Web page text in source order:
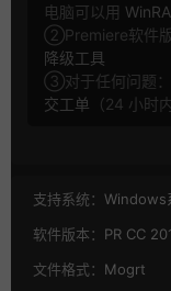
电脑可以用
②Premiere软件
降级工具
③对于任何问题：
交工单 （24 小时
支持系统： Windows
软件版本： PR CC
文件格式： Mogrt